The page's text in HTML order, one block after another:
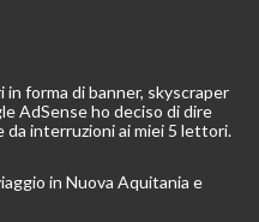
forma di banner, skyscraper
AdSense ho deciso di dire
da interruzioni ai miei 5 lettori.
in Nuova Aquitania e